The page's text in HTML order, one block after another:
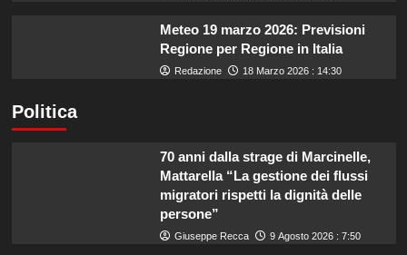
Meteo 19 marzo 2026: Previsioni
Regione per Regione in Italia
Redazione 18 Marzo 2026 : 14:30
Politica
70 anni dalla strage di Marcinelle,
Mattarella “La gestione dei flussi
migratori rispetti la dignità delle
persone”
Giuseppe Recca 9 Agosto 2026 : 7:50